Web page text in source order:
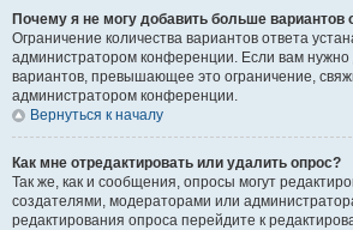
Почему я не могу добавить больше вариантов
Ограничение количества вариантов ответа
администратором конференции. Если вам нужно
вариантов, превышающее это ограничение,
администратором конференции.
Вернуться к началу
Как мне отредактировать или удалить опрос?
Так же, как и сообщения, опросы могут
создателями, модераторами или
редактирования опроса перейдите к